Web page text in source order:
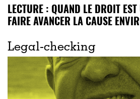
LECTURE : QUAND LE DROIT
FAIRE AVANCER LA CAUSE
Legal-checking